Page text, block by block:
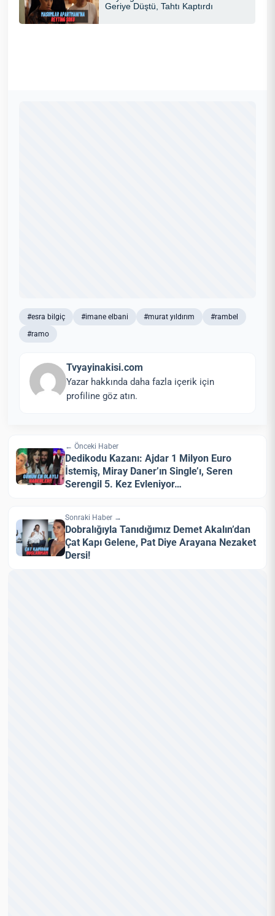
#esra bilgiç #imane elbani #murat yıldırım
#rambel
#ramo
Tvyayinakisi.com
Yazar hakkında daha fazla içerik için
profiline göz atın.
← Önceki Haber
Dedikodu Kazanı: Ajdar 1 Milyon Euro
İstemiş, Miray Daner’ın Single’ı, Seren
Serengil 5. Kez Evleniyor…
Sonraki Haber →
Dobralığıyla Tanıdığımız Demet Akalın’dan
Çat Kapı Gelene, Pat Diye Arayana Nezaket
Dersi!